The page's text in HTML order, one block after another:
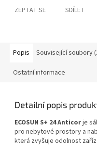
ZEPTAT SE SDÍLET
Popis Související soubory
Ostatní informace
Detailní popis
ECOSUN S+ 24 Anticorje
pro nebytové prostory a
která zvyšuje odolnost